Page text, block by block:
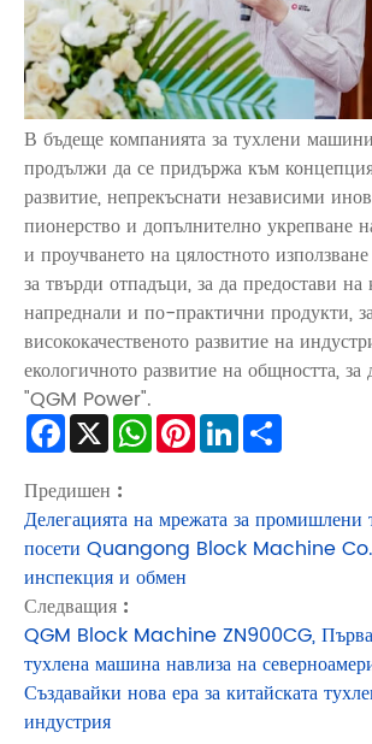
В бъдеще компанията за тухлени
продължи да се придържа към
развитие, непрекъснати независими
пионерство и допълнително укрепване
и проучването на цялостното
за твърди отпадъци, за да предостави
напреднали и по-практични продукти,
висококачественото развитие на
екологичното развитие на общността, за
"QGM Power".
Facebook
X WhatsApp
PinterestLinkedIn
Предишен :
Делегацията на мрежата за промишлени
посети Quangong Block Machine
инспекция и обмен
Следващия :
QGM Block Machine ZN900CG,
тухлена машина навлиза на
Създавайки нова ера за китайската
индустрия